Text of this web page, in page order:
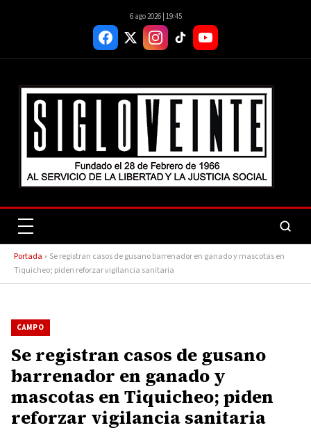
6 ago 2026 | 19:45
Portada » Se registran casos de gusano barrenador en ganado y mascotas en
Tiquicheo; piden reforzar vigilancia sanitaria
CAMPO
Se registran casos de gusano
barrenador en ganado y
mascotas en Tiquicheo; piden
reforzar vigilancia sanitaria